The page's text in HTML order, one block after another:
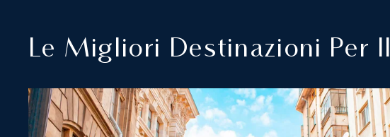
Le Migliori Destinazioni Per